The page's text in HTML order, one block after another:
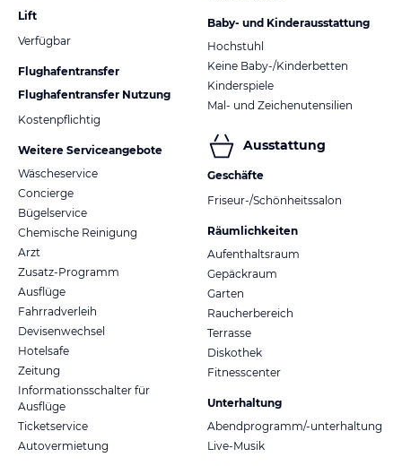
Lift
Verfügbar
Flughafentransfer
Flughafentransfer Nutzung
Kostenpflichtig
Weitere Serviceangebote
Wäscheservice
Concierge
Bügelservice
Chemische Reinigung
Arzt
Zusatz-Programm
Ausflüge
Fahrradverleih
Devisenwechsel
Hotelsafe
Zeitung
Informationsschalter für
Ausflüge
Ticketservice
Autovermietung
Baby- und Kinderausstattung
Hochstuhl
Keine Baby-/Kinderbetten
Kinderspiele
Mal- und Zeichenutensilien
Ausstattung
Geschäfte
Friseur-/Schönheitssalon
Räumlichkeiten
Aufenthaltsraum
Gepäckraum
Garten
Raucherbereich
Terrasse
Diskothek
Fitnesscenter
Unterhaltung
Abendprogramm/-unterhaltung
Live-Musik